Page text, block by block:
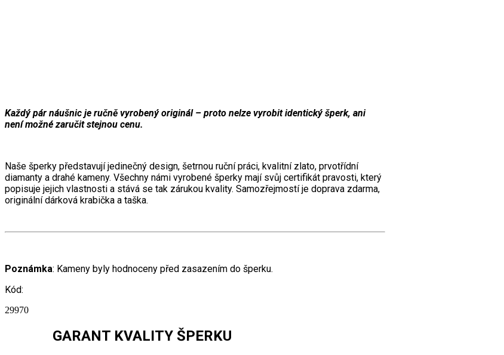
Každý pár náušnic je ručně vyrobený originál – proto nelze vyrobit identický šperk, ani
není možné zaručit stejnou cenu.
Naše šperky představují jedinečný design, šetrnou ruční práci, kvalitní zlato, prvotřídní
diamanty a drahé kameny. Všechny námi vyrobené šperky mají svůj certifikát pravosti, který
popisuje jejich vlastnosti a stává se tak zárukou kvality. Samozřejmostí je doprava zdarma,
originální dárková krabička a taška.
Poznámka: Kameny byly hodnoceny před zasazením do šperku.
Kód:
29970
GARANT KVALITY ŠPERKU